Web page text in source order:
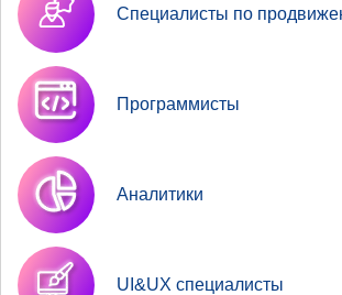
Специалисты по
Программисты
Аналитики
UI&UX специалисты